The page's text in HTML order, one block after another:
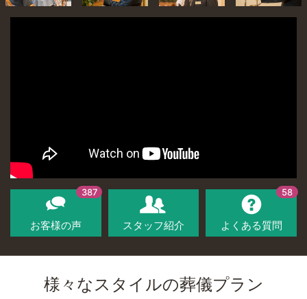
お客様の声
387
スタッフ紹介 よくある質問
58
様々なスタイルの葬儀プラン